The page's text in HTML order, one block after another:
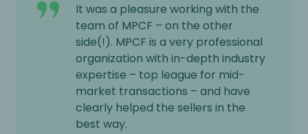
It was a pleasure working with the
team of MPCF – on the other
side(!). MPCF is a very professional
organization with in-depth industry
expertise – top league for mid-
market transactions – and have
clearly helped the sellers in the
best way.